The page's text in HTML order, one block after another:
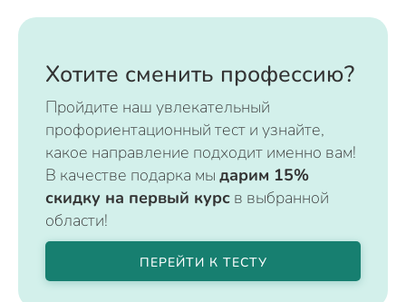
Хотите сменить профессию?
Пройдите наш увлекательный
профориентационный тест и узнайте,
какое направление подходит именно вам!
В качестве подарка мы дарим 15%
скидку на первый курс в выбранной
области!
ПЕРЕЙТИ К ТЕСТУ